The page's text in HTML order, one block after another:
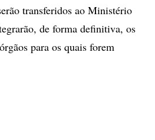
transferidos ao Ministério
de forma definitiva, os
para os quais forem